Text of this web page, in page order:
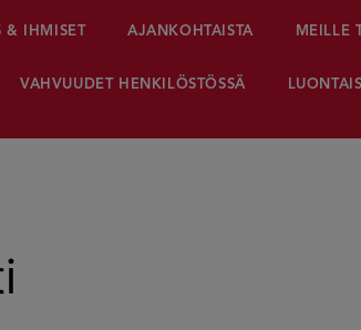
& IHMISET AJANKOHTAISTA MEILLE
VAHVUUDET HENKILÖSTÖSSÄ